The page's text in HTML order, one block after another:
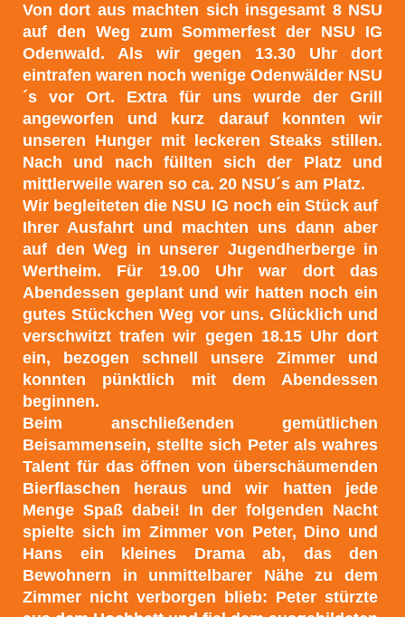
Von dort aus machten sich insgesamt 8 NSU
auf den Weg zum Sommerfest der NSU IG
Odenwald. Als wir gegen 13.30 Uhr dort
eintrafen waren noch wenige Odenwälder NSU
´s vor Ort. Extra für uns wurde der Grill
angeworfen und kurz darauf konnten wir
unseren Hunger mit leckeren Steaks stillen.
Nach und nach füllten sich der Platz und
mittlerweile waren so ca. 20 NSU´s am Platz.
Wir begleiteten die NSU IG noch ein Stück auf
Ihrer Ausfahrt und machten uns dann aber
auf den Weg in unserer Jugendherberge in
Wertheim. Für 19.00 Uhr war dort das
Abendessen geplant und wir hatten noch ein
gutes Stückchen Weg vor uns. Glücklich und
verschwitzt trafen wir gegen 18.15 Uhr dort
ein, bezogen schnell unsere Zimmer und
konnten pünktlich mit dem Abendessen
beginnen.
Beim anschließenden gemütlichen
Beisammensein, stellte sich Peter als wahres
Talent für das öffnen von überschäumenden
Bierflaschen heraus und wir hatten jede
Menge Spaß dabei! In der folgenden Nacht
spielte sich im Zimmer von Peter, Dino und
Hans ein kleines Drama ab, das den
Bewohnern in unmittelbarer Nähe zu dem
Zimmer nicht verborgen blieb: Peter stürzte